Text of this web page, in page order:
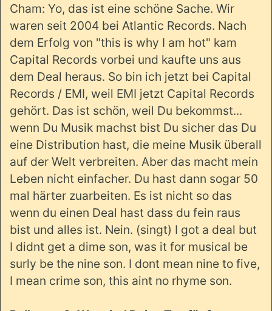
Cham: Yo, das ist eine schöne Sache. Wir
waren seit 2004 bei Atlantic Records. Nach
dem Erfolg von "this is why I am hot" kam
Capital Records vorbei und kaufte uns aus
dem Deal heraus. So bin ich jetzt bei Capital
Records / EMI, weil EMI jetzt Capital Records
gehört. Das ist schön, weil Du bekommst...
wenn Du Musik machst bist Du sicher das Du
eine Distribution hast, die meine Musik überall
auf der Welt verbreiten. Aber das macht mein
Leben nicht einfacher. Du hast dann sogar 50
mal härter zuarbeiten. Es ist nicht so das
wenn du einen Deal hast dass du fein raus
bist und alles ist. Nein. (singt) I got a deal but
I didnt get a dime son, was it for musical be
surly be the nine son. I dont mean nine to five,
I mean crime son, this aint no rhyme son.